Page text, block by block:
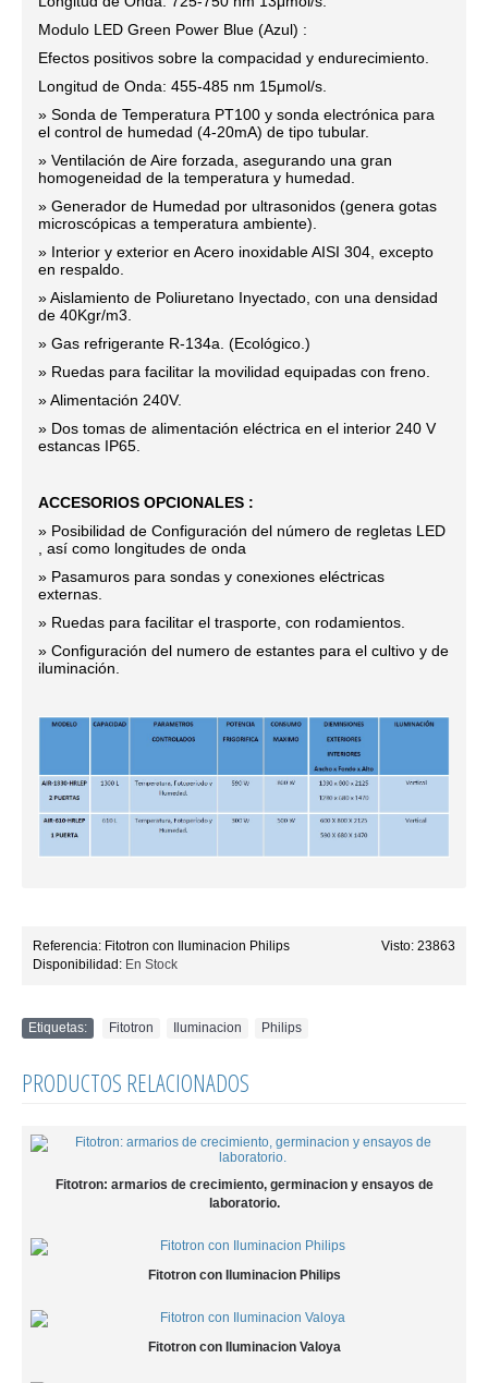
Modulo LED Green Power Blue (Azul) :
Efectos positivos sobre la compacidad y endurecimiento.
Longitud de Onda: 455-485 nm 15μmol/s.
» Sonda de Temperatura PT100 y sonda electrónica para
el control de humedad (4-20mA) de tipo tubular.
» Ventilación de Aire forzada, asegurando una gran
homogeneidad de la temperatura y humedad.
» Generador de Humedad por ultrasonidos (genera gotas
microscópicas a temperatura ambiente).
» Interior y exterior en Acero inoxidable AISI 304, excepto
en respaldo.
» Aislamiento de Poliuretano Inyectado, con una densidad
de 40Kgr/m3.
» Gas refrigerante R-134a. (Ecológico.)
» Ruedas para facilitar la movilidad equipadas con freno.
» Alimentación 240V.
» Dos tomas de alimentación eléctrica en el interior 240 V
estancas IP65.
ACCESORIOS OPCIONALES :
» Posibilidad de Configuración del número de regletas LED
, así como longitudes de onda
» Pasamuros para sondas y conexiones eléctricas
externas.
» Ruedas para facilitar el trasporte, con rodamientos.
» Configuración del numero de estantes para el cultivo y de
iluminación.
Visto: 23863
Referencia: Fitotron con Iluminacion Philips
Disponibilidad: En Stock
Etiquetas: Fitotron Iluminacion Philips
PRODUCTOS RELACIONADOS
Fitotron: armarios de crecimiento, germinacion y ensayos de
laboratorio.
Fitotron con Iluminacion Philips
Fitotron con Iluminacion Valoya